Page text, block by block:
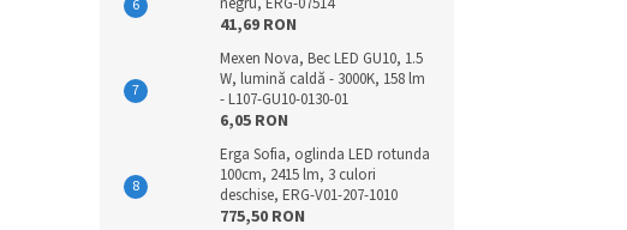
41,69 RON
Mexen Nova, Bec LED GU10, 1.5
W, lumină caldă - 3000K, 158 lm
- L107-GU10-0130-01
6,05 RON
Erga Sofia, oglinda LED rotunda
100cm, 2415 lm, 3 culori
deschise, ERG-V01-207-1010
775,50 RON